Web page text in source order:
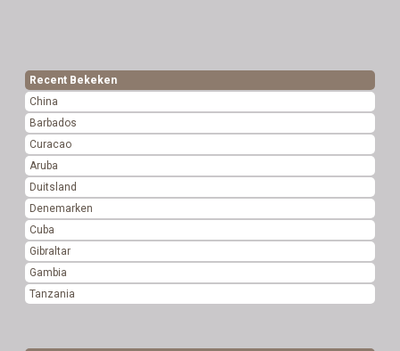
Recent Bekeken
China
Barbados
Curacao
Aruba
Duitsland
Denemarken
Cuba
Gibraltar
Gambia
Tanzania